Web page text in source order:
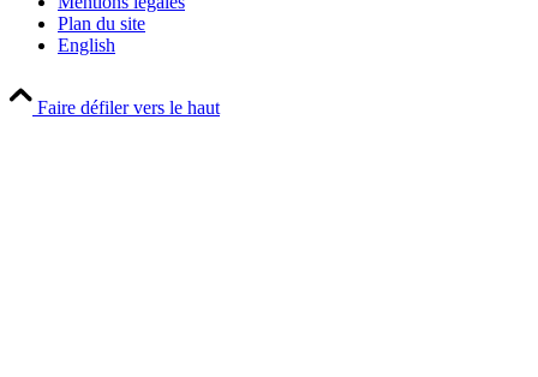
Plan du site
English
Faire défiler vers le haut